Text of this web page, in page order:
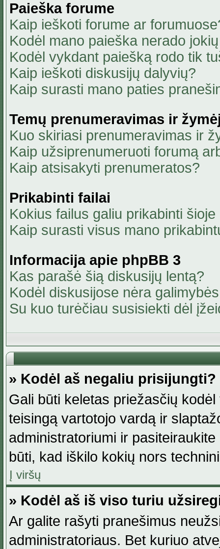
Paieška forume
Kaip ieškoti forume ar
Kodėl mano paieška nerado
Kodėl vykdant paiešką rodo tik
Kaip ieškoti diskusijų dalyvių?
Kaip surasti mano paties
Temų prenumeravimas ir
Kuo skiriasi prenumeravimas ir
Kaip užsiprenumeruoti forumą
Kaip atsisakyti prenumeratos?
Prikabinti failai
Kokius failus galiu prikabinti
Kaip surasti visus mano
Informacija apie phpBB 3
Kas parašė šią diskusijų lentą?
Kodėl diskusijose nėra
Su kuo turėčiau susisiekti dėl
» Kodėl aš negaliu prisijungti?
Gali būti keletas priežasčių
teisingą vartotojo vardą ir
administratoriumi ir
būti, kad iškilo kokių nors
Į viršų
» Kodėl aš iš viso turiu
Ar galite rašyti pranešimus
administratoriaus. Bet kuriuo